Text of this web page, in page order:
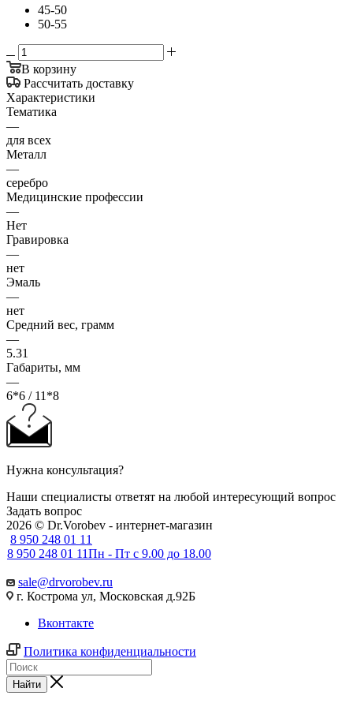
45-50
50-55
В корзину
Рассчитать доставку
Характеристики
Тематика
—
для всех
Металл
—
серебро
Медицинские профессии
—
Нет
Гравировка
—
нет
Эмаль
—
нет
Средний вес, грамм
—
5.31
Габариты, мм
—
6*6 / 11*8
Нужна консультация?
Наши специалисты ответят на любой интересующий вопрос
Задать вопрос
2026 © Dr.Vorobev - интернет-магазин
8 950 248 01 11
8 950 248 01 11Пн - Пт с 9.00 до 18.00
sale@drvorobev.ru
г. Кострома ул, Московская д.92Б
Вконтакте
Политика конфиденциальности
Найти